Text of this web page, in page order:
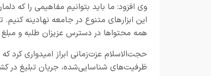
وی افزود: ما باید بتوانیم مفاهیمی را که
این ابزارهای متنوع در جامعه نهادینه
همه محتواها در دسترس عزیزان طلبه و مبلغ
حجت‌الاسلام عزت‌زمانی ابراز امیدواری کرد
ظرفیت‌های شناسایی‌شده، جریان تبلیغ در